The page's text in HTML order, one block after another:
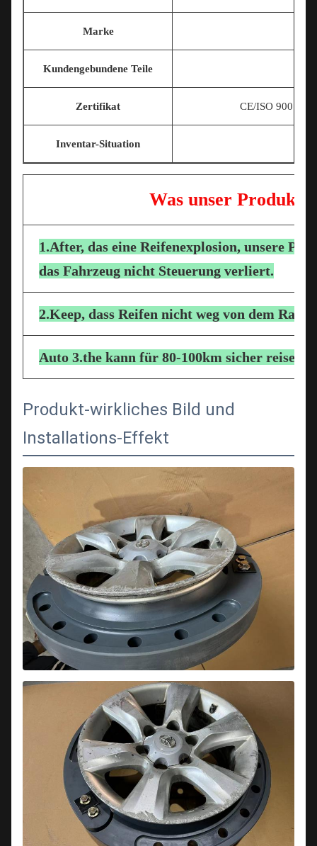
Marke
Kundengebundene Teile
Zertifikat CE/ISO 9001/
Inventar-Situation
Was unser Produkt
1.After, das eine Reifenexplosion, unsere
das Fahrzeug nicht Steuerung verliert.
2.Keep, dass Reifen nicht weg von dem
Auto 3.the kann für 80-100km sicher reisen
Produkt-wirkliches Bild und
Installations-Effekt